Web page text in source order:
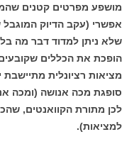
מושפע מפרטים קטנים
אפשרי (עקב הדיוק המוגבל
שלא ניתן למדוד דבר מה
הופכת את הכללים שקובעים
מציאות רציונלית
סופגת מכה אנושה (ומכה
לכן מתורת הקוואנטים,
למציאות).